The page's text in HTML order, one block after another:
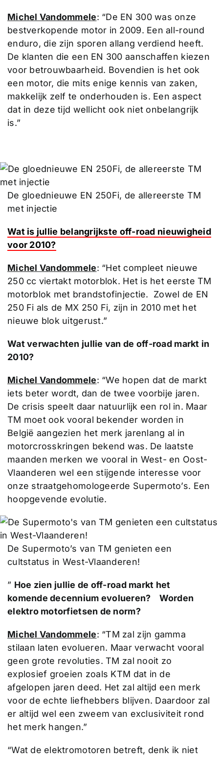
Michel Vandommele: “De EN 300 was onze
bestverkopende motor in 2009. Een all-round
enduro, die zijn sporen allang verdiend heeft.
De klanten die een EN 300 aanschaffen kiezen
voor betrouwbaarheid. Bovendien is het ook
een motor, die mits enige kennis van zaken,
makkelijk zelf te onderhouden is. Een aspect
dat in deze tijd wellicht ook niet onbelangrijk
is.”
De gloednieuwe EN 250Fi, de allereerste TM
met injectie
Wat is jullie belangrijkste off-road nieuwigheid
voor 2010?
Michel Vandommele: “Het compleet nieuwe
250 cc viertakt motorblok. Het is het eerste TM
motorblok met brandstofinjectie. Zowel de EN
250 Fi als de MX 250 Fi, zijn in 2010 met het
nieuwe blok uitgerust.”
Wat verwachten jullie van de off-road markt in
2010?
Michel Vandommele: “We hopen dat de markt
iets beter wordt, dan de twee voorbije jaren.
De crisis speelt daar natuurlijk een rol in. Maar
TM moet ook vooral bekender worden in
België aangezien het merk jarenlang al in
motorcrosskringen bekend was. De laatste
maanden merken we vooral in West- en Oost-
Vlaanderen wel een stijgende interesse voor
onze straatgehomologeerde Supermoto’s. Een
hoopgevende evolutie.
De Supermoto’s van TM genieten een
cultstatus in West-Vlaanderen!
” Hoe zien jullie de off-road markt het
komende decennium evolueren? Worden
elektro motorfietsen de norm?
Michel Vandommele: “TM zal zijn gamma
stilaan laten evolueren. Maar verwacht vooral
geen grote revoluties. TM zal nooit zo
explosief groeien zoals KTM dat in de
afgelopen jaren deed. Het zal altijd een merk
voor de echte liefhebbers blijven. Daardoor zal
er altijd wel een zweem van exclusiviteit rond
het merk hangen.”
“Wat de elektromotoren betreft, denk ik niet